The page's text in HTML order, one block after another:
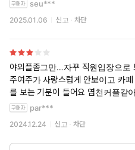
seu***
2025.01.06 신고 차단
야외플좀그만…자꾸 직원입장으로
주여주가 사랑스럽게 안보이고 카
를 보는 기분이 들어요 염천커플같
par***
2024.12.24 신고 차단